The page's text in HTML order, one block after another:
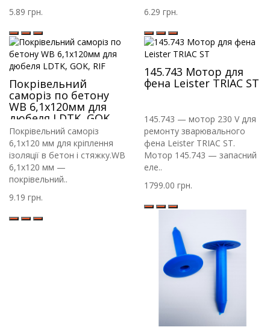
5.89 грн.
6.29 грн.
Покрівельний
саморіз по бетону
WB 6,1х120мм для
дюбеля LDTK, GOK,
RIF
Покрівельний саморіз
6,1х120 мм для кріплення
ізоляції в бетон і стяжку.WB
6,1х120 мм —
покрівельний..
9.19 грн.
145.743 Мотор для
фена Leister TRIAC ST
145.743 — мотор 230 V для
ремонту зварювального
фена Leister TRIAC ST.
Мотор 145.743 — запасний
еле..
1799.00 грн.